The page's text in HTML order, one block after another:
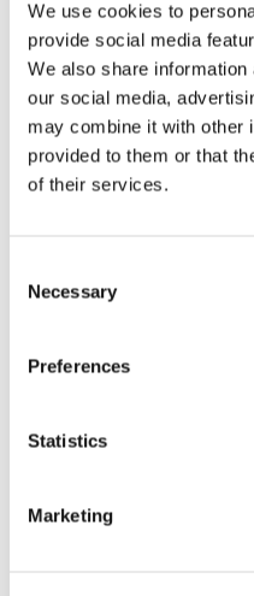
We use cookies to
provide social media
We also share
our social media,
may combine it with other
provided to them or that
of their services.
Selection
Necessary
Preferences
Statistics
Marketing
Lammeskank –
grønnkål, stekt artisjokk og
Ostekake – servert med
Pris:369,-
Hvor:Østbanehallen, 0154 Oslo
Hitchhiker